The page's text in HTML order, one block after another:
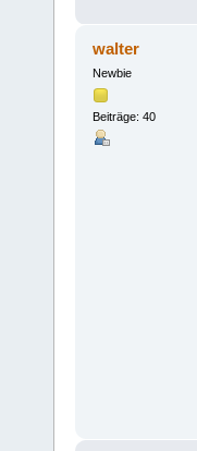
walter
Newbie
Beiträge: 40